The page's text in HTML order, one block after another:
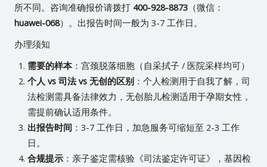
所不同。咨询准确报价请拨打 400-928-8873（微信：
huawei-068）。出报告时间一般为 3-7 工作日。
办理须知
需要的样本：宫颈脱落细胞（自采拭子 / 医院采样均可）
个人 vs 司法 vs 无创的区别：个人检测用于自我了解，司
法检测需具备法律效力，无创胎儿检测适用于孕期女性，
需提前确认适用条件。
出报告时间：3-7 工作日，加急服务可缩短至 2-3 工作
日。
合规提示：亲子鉴定需核验《司法鉴定许可证》，基因检